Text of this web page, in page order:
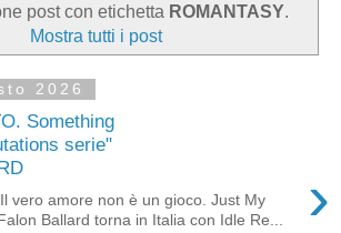
post con etichetta ROMANTASY.
Mostra tutti i post
2026
Something
serie"
›
vero amore non è un gioco. Just My
Ballard torna in Italia con Idle Re...